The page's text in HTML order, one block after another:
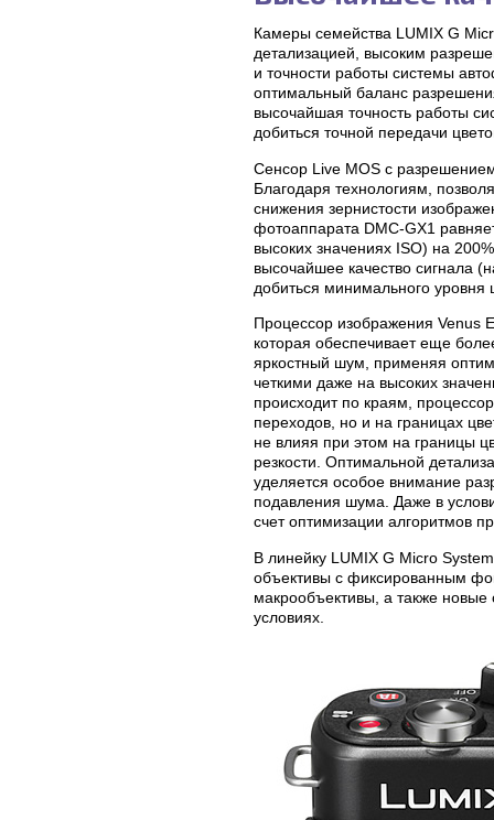
Камеры семейства LUMIX G
детализацией, высоким
и точности работы системы
оптимальный баланс
высочайшая точность работы
добиться точной передачи
Сенсор Live MOS с
Благодаря технологиям,
снижения зернистости
фотоаппарата DMC-GX1
высоких значениях ISO) на
высочайшее качество сигнала
добиться минимального уровня
Процессор изображения Venus
которая обеспечивает еще
яркостный шум, применяя
четкими даже на высоких
происходит по краям,
переходов, но и на границах
не влияя при этом на границы
резкости. Оптимальной
уделяется особое внимание
подавления шума. Даже в
счет оптимизации алгоритмов
В линейку LUMIX G Micro
объективы с фиксированным
макрообъективы, а также
условиях.